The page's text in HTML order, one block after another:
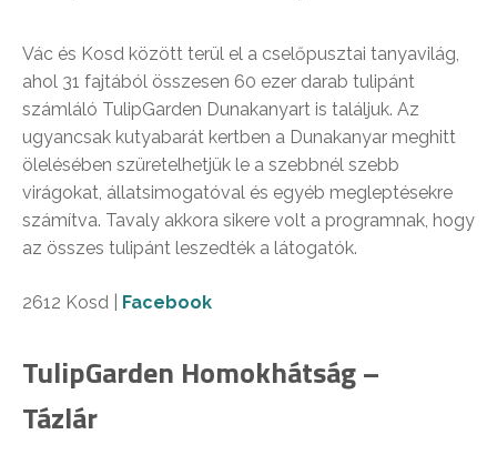
Vác és Kosd között terül el a cselőpusztai tanyavilág,
ahol 31 fajtából összesen 60 ezer darab tulipánt
számláló TulipGarden Dunakanyart is találjuk. Az
ugyancsak kutyabarát kertben a Dunakanyar meghitt
ölelésében szüretelhetjük le a szebbnél szebb
virágokat, állatsimogatóval és egyéb megleptésekre
számítva. Tavaly akkora sikere volt a programnak, hogy
az összes tulipánt leszedték a látogatók.
2612 Kosd | Facebook
TulipGarden Homokhátság –
Tázlár